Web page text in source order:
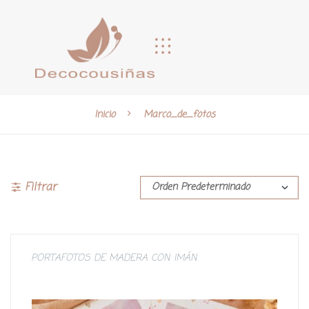
Inicio Marco_de_fotos
Filtrar
PORTAFOTOS DE MADERA CON IMÁN